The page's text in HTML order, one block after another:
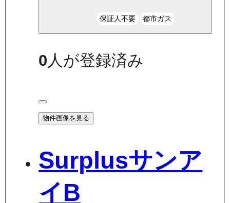
保証人不要 都市ガス
0 人が登録済み
物件画像を見る
Surplusサンア
イB